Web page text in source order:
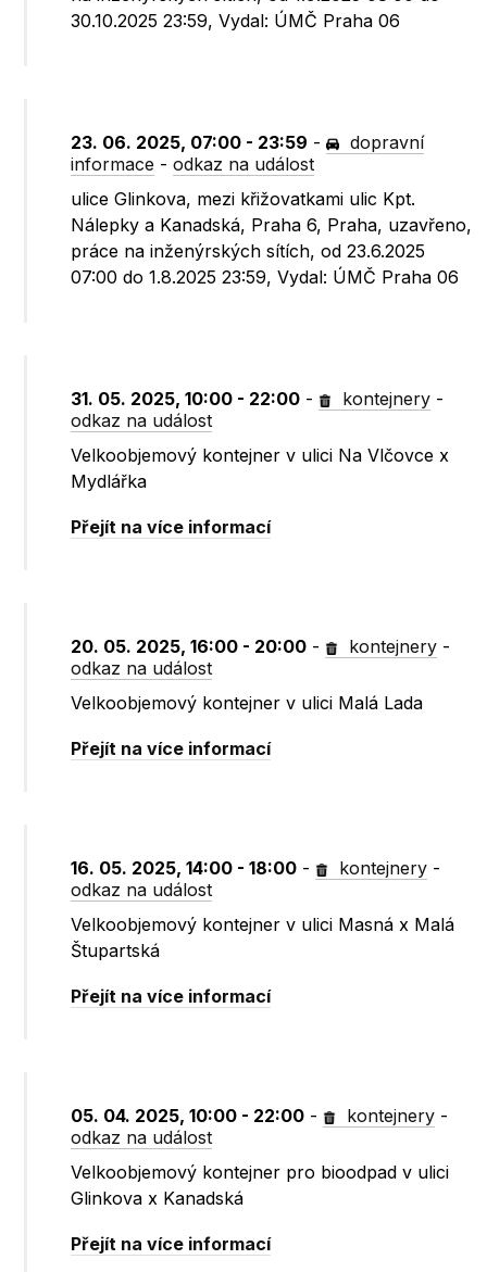
30.10.2025 23:59, Vydal: ÚMČ Praha 06
23. 06. 2025, 07:00 - 23:59 -
dopravní
informace -odkaz na událost
ulice Glinkova, mezi křižovatkami ulic Kpt.
Nálepky a Kanadská, Praha 6, Praha, uzavřeno,
práce na inženýrských sítích, od 23.6.2025
07:00 do 1.8.2025 23:59, Vydal: ÚMČ Praha 06
31. 05. 2025, 10:00 - 22:00 - kontejnery -
odkaz na událost
Velkoobjemový kontejner v ulici Na Vlčovce x
Mydlářka
Přejít na více informací
20. 05. 2025, 16:00 - 20:00 - kontejnery -
odkaz na událost
Velkoobjemový kontejner v ulici Malá Lada
Přejít na více informací
16. 05. 2025, 14:00 - 18:00 - kontejnery -
odkaz na událost
Velkoobjemový kontejner v ulici Masná x Malá
Štupartská
Přejít na více informací
05. 04. 2025, 10:00 - 22:00 - kontejnery -
odkaz na událost
Velkoobjemový kontejner pro bioodpad v ulici
Glinkova x Kanadská
Přejít na více informací